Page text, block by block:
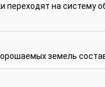
переходят на систему
земель